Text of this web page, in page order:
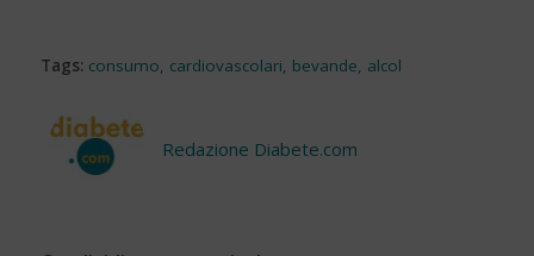
Tags: consumo, cardiovascolari, bevande, alcol
Redazione Diabete.com